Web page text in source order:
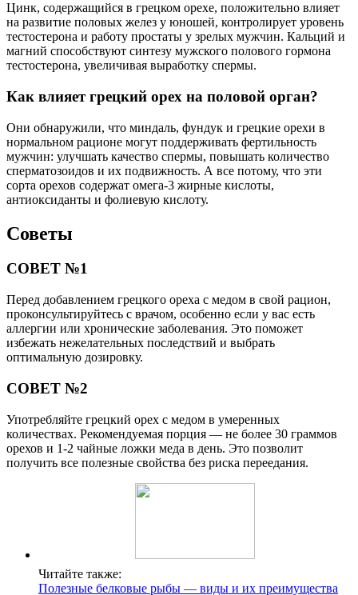
Цинк, содержащийся в грецком орехе, положительно влияет
на развитие половых желез у юношей, контролирует уровень
тестостерона и работу простаты у зрелых мужчин. Кальций и
магний способствуют синтезу мужского полового гормона
тестостерона, увеличивая выработку спермы.
Как влияет грецкий орех на половой орган?
Они обнаружили, что миндаль, фундук и грецкие орехи в
нормальном рационе могут поддерживать фертильность
мужчин: улучшать качество спермы, повышать количество
сперматозоидов и их подвижность. А все потому, что эти
сорта орехов содержат омега-3 жирные кислоты,
антиоксиданты и фолиевую кислоту.
Советы
СОВЕТ №1
Перед добавлением грецкого ореха с медом в свой рацион,
проконсультируйтесь с врачом, особенно если у вас есть
аллергии или хронические заболевания. Это поможет
избежать нежелательных последствий и выбрать
оптимальную дозировку.
СОВЕТ №2
Употребляйте грецкий орех с медом в умеренных
количествах. Рекомендуемая порция — не более 30 граммов
орехов и 1-2 чайные ложки меда в день. Это позволит
получить все полезные свойства без риска переедания.
Читайте также:
Полезные белковые рыбы — виды и их преимущества